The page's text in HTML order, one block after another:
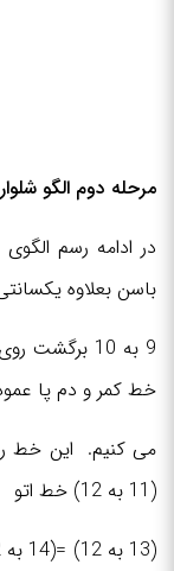
مرحله دوم الگو شلوار
باسن بعلاوه یکسانتی‌متر و
خط کمر و دم پا
(11 به 12) خط اتو